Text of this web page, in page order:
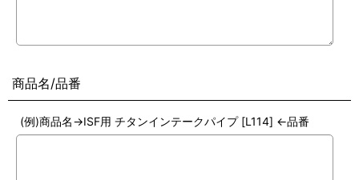
商品名/品番
(例)商品名→ISF用 チタンインテークパイプ [L114] ←品番